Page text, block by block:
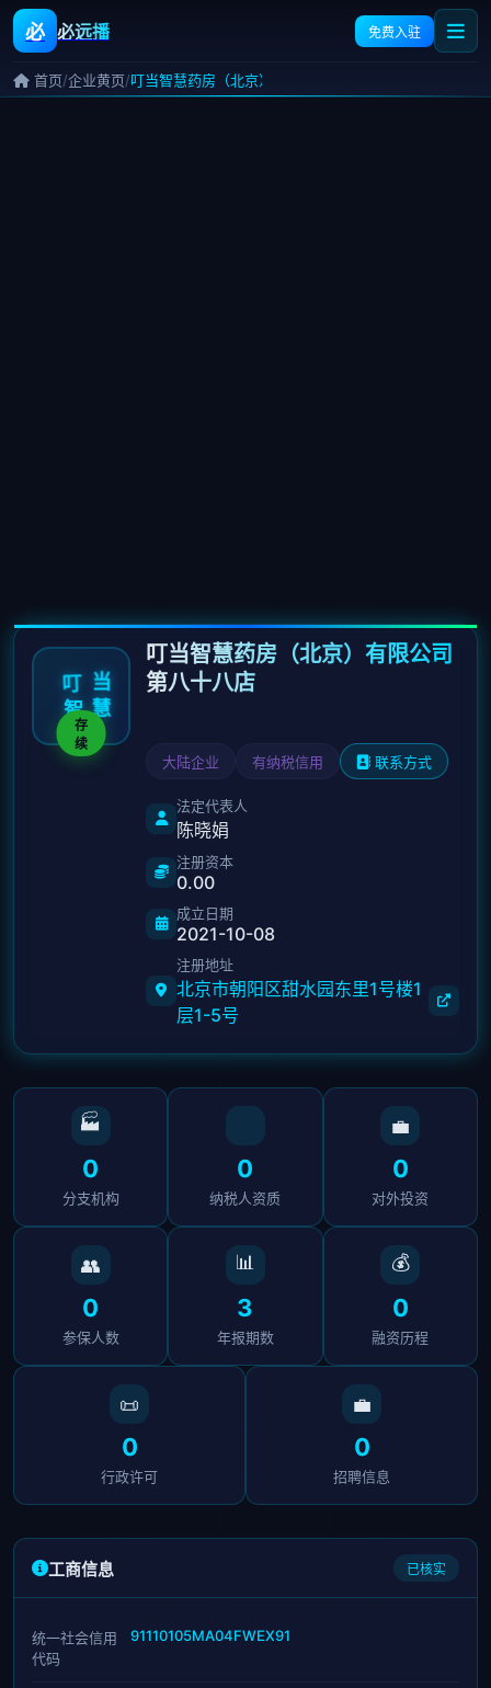
必 必远播 免费入驻
首页/企业黄页/叮当智慧药房（北京）有限公司第八十八店
叮 当
智 慧
存
续
叮当智慧药房（北京）有限公司
第八十八店
大陆企业 有纳税信用 联系方式
法定代表人
陈晓娟
注册资本
0.00
成立日期
2021-10-08
注册地址
北京市朝阳区甜水园东里1号楼1
层1-5号
🏭
0
分支机构
0
纳税人资质
💼
0
对外投资
👥
0
参保人数
📊
3
年报期数
💰
0
融资历程
📜
0
行政许可
💼
0
招聘信息
工商信息 已核实
统一社会信用
代码
91110105MA04FWEX91